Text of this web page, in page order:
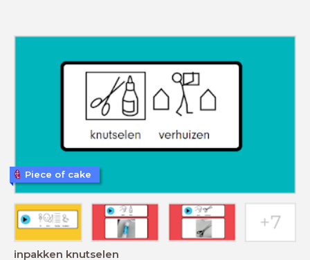
inpakken knutselen
Piece of cake